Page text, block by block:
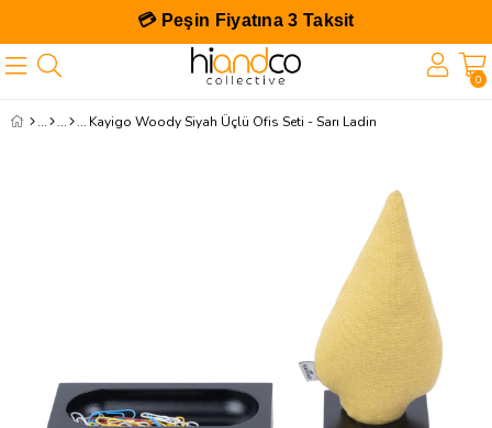
💳 Peşin Fiyatına 3 Taksit
0
Kayigo Woody Siyah Üçlü Ofis Seti - Sarı Ladin